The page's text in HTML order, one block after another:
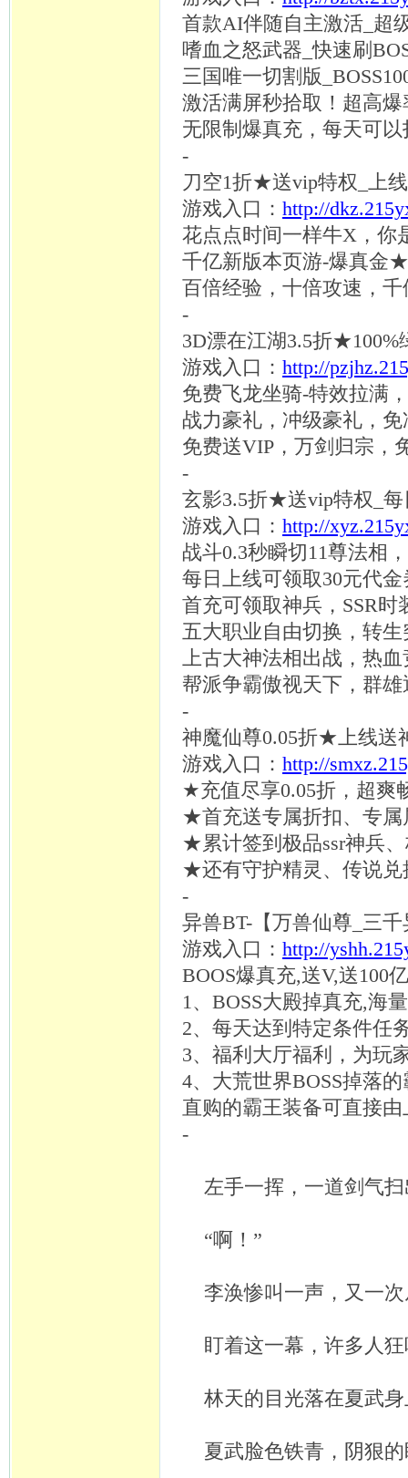
首款AI伴随自主激活_超
嗜血之怒武器 _快速刷
三国唯一切割版
激活满屏秒拾取！超高爆
无限制爆真充，每天可
-
刀空1折★送vip特权_上
游戏入口： http://
花点点时间一样牛X，你
千亿新版本页游-爆真金
百倍经验，十倍攻速，
-
3D漂在江湖3.5折★100%
游戏入口： http://
免费飞龙坐骑-特效拉满
战力豪礼，冲级豪礼，
免费送VIP，万剑归宗，
-
玄影3.5折★送vip特权_每
游戏入口： http://
战斗0.3秒瞬切11尊法相
每日上线可领取30元代金
首充可领取神兵， SSR时
五大职业自由切换，转
上古大神法相出战，热
帮派争霸傲视天下，群
-
神魔仙尊0.05折★上线送
游戏入口： http://
★充值尽享0.05折，超爽
★首充送专属折扣、专属
★累计签到极品ssr神兵
★还有守护精灵、传说兑
-
异兽BT-【万兽仙尊_三
游戏入口： http://
BOOS爆真充,送V,送100
1、BOSS大殿掉真充,海
2、每天达到特定条件任
3、福利大厅福利，为玩
4、大荒世界BOSS掉落
直购的霸王装备可直接
-
左手一挥，一道剑气
“啊！”
李涣惨叫一声，又一
盯着这一幕，许多人
林天的目光落在夏武
夏武脸色铁青，阴狠